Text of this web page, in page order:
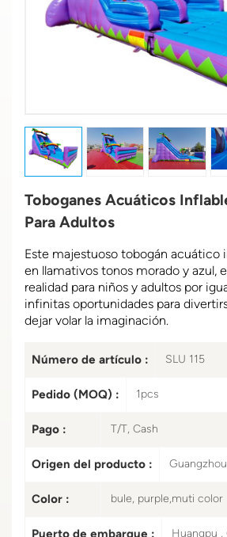
Toboganes Acuáticos
Para Adultos
Este majestuoso tobogán acuático
en llamativos tonos morado y azul,
realidad para niños y adultos por
infinitas oportunidades para
dejar volar la imaginación.
Número de artículo : SLU 115
Pedido (MOQ) : 1pcs
Pago : T/T, Cash
Origen del producto : Guangzhou
Color : bule, purple,muti color
Puerto de embarque : Huangpu ,